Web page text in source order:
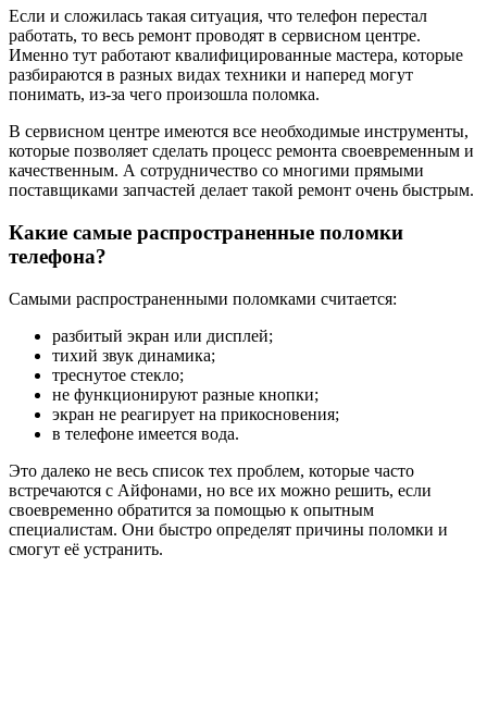
Если и сложилась такая ситуация, что телефон перестал
работать, то весь ремонт проводят в сервисном центре.
Именно тут работают квалифицированные мастера, которые
разбираются в разных видах техники и наперед могут
понимать, из-за чего произошла поломка.
В сервисном центре имеются все необходимые инструменты,
которые позволяет сделать процесс ремонта своевременным и
качественным. А сотрудничество со многими прямыми
поставщиками запчастей делает такой ремонт очень быстрым.
Какие самые распространенные поломки
телефона?
Самыми распространенными поломками считается:
разбитый экран или дисплей;
тихий звук динамика;
треснутое стекло;
не функционируют разные кнопки;
экран не реагирует на прикосновения;
в телефоне имеется вода.
Это далеко не весь список тех проблем, которые часто
встречаются с Айфонами, но все их можно решить, если
своевременно обратится за помощью к опытным
специалистам. Они быстро определят причины поломки и
смогут её устранить.